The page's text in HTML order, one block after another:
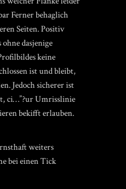
Ferner behaglich
Seiten. Positiv
dasjenige
keine
ist und bleibt,
Jedoch sicherer ist
ci…”?ur Umrisslinie
bekifft erlauben.
weiters
bei einen Tick